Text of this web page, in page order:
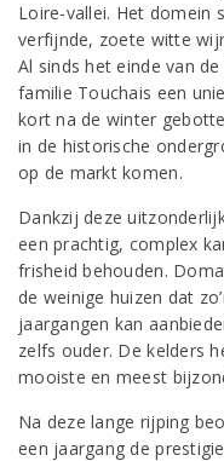
Loire-vallei. Het domein
verfijnde, zoete witte
Al sinds het einde van
familie Touchais een
kort na de winter
in de historische
op de markt komen.
Dankzij deze
een prachtig, complex
frisheid behouden.
de weinige huizen dat
jaargangen kan
zelfs ouder. De kelders
mooiste en meest
Na deze lange rijping
een jaargang de